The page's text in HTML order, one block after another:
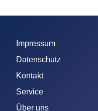
Impressum
Datenschutz
Kontakt
Service
Über uns